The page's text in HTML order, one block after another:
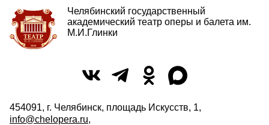
Челябинский государственный
академический театр оперы и балета им.
М.И.Глинки
454091, г. Челябинск, площадь Искусств, 1,
info@chelopera.ru,